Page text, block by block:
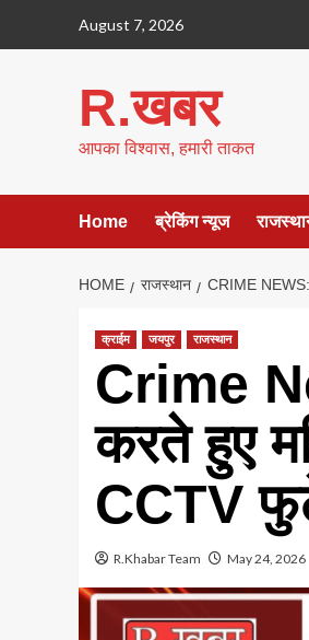
August 7, 2026
R.खबर
आपका विश्वास, हमारी ताकत
Home ब्रेकिंग न्यूज
HOME राजस्थान CRIME NEWS:
क्राईम जयपुर राजस्थान
Crime
करते हुए
CCTV
R.Khabar Team May 24, 2026